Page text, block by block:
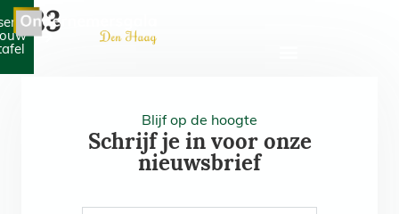
183
Blijf op de hoogte
Schrijf je in voor onze
nieuwsbrief